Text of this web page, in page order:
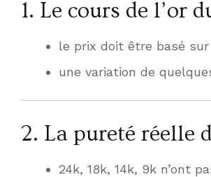
1. Le cours de l’or
le prix doit être basé
une variation de
2. La pureté réelle
24k, 18k, 14k, 9k n’ont